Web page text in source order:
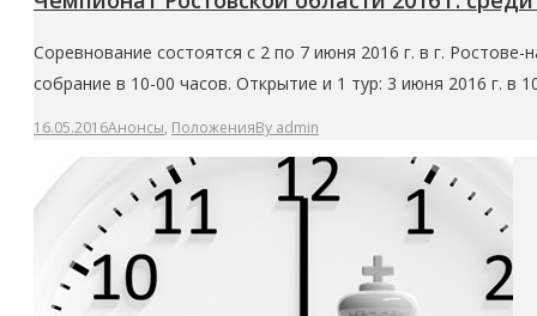
Соревнование состоятся с 2 по 7 июня 2016 г. в г.
собрание в 10-00 часов. Открытие и 1 тур: 3 июня 2016 г. в
16.05.2016Анонсы, ПоложенияBy admin